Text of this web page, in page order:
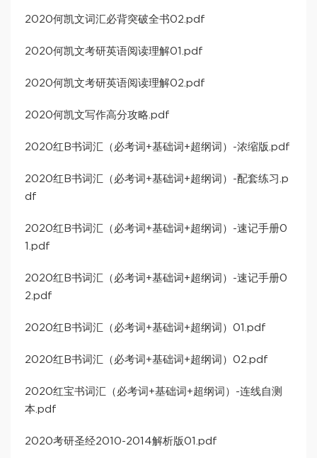
2020何凯文词汇必背突破全书02.pdf
2020何凯文考研英语阅读理解01.pdf
2020何凯文考研英语阅读理解02.pdf
2020何凯文写作高分攻略.pdf
2020红B书词汇（必考词+基础词+超纲词）-浓缩版.pdf
2020红B书词汇（必考词+基础词+超纲词）-配套练习.p
df
2020红B书词汇（必考词+基础词+超纲词）-速记手册0
1.pdf
2020红B书词汇（必考词+基础词+超纲词）-速记手册0
2.pdf
2020红B书词汇（必考词+基础词+超纲词）01.pdf
2020红B书词汇（必考词+基础词+超纲词）02.pdf
2020红宝书词汇（必考词+基础词+超纲词）-连线自测
本.pdf
2020考研圣经2010-2014解析版01.pdf